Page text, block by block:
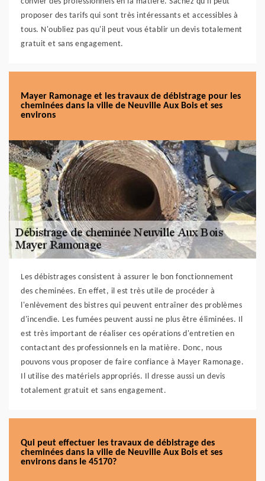
proposer des tarifs qui sont très intéressants et accessibles à
tous. N'oubliez pas qu'il peut vous établir un devis totalement
gratuit et sans engagement.
Mayer Ramonage et les travaux de débistrage pour les
cheminées dans la ville de Neuville Aux Bois et ses
environs
Les débistrages consistent à assurer le bon fonctionnement
des cheminées. En effet, il est très utile de procéder à
l'enlèvement des bistres qui peuvent entraîner des problèmes
d'incendie. Les fumées peuvent aussi ne plus être éliminées. Il
est très important de réaliser ces opérations d'entretien en
contactant des professionnels en la matière. Donc, nous
pouvons vous proposer de faire confiance à Mayer Ramonage.
Il utilise des matériels appropriés. Il dresse aussi un devis
totalement gratuit et sans engagement.
Qui peut effectuer les travaux de débistrage des
cheminées dans la ville de Neuville Aux Bois et ses
environs dans le 45170?